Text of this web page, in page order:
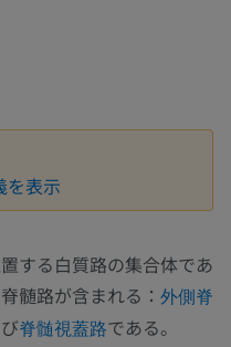
を表示
する白質路の集合体であ
髄路が含まれる： 外側脊
脊髄視蓋路である。